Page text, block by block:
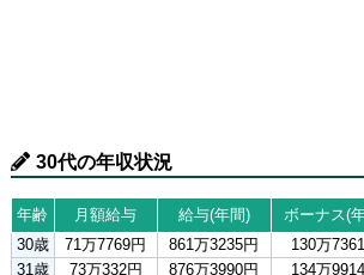
30代の年収状況
年齢 月額給与 給与(年間) ボーナス(
30歳
71万7769円 861万3235円 130万
31歳
73万332円 876万3990円 134万